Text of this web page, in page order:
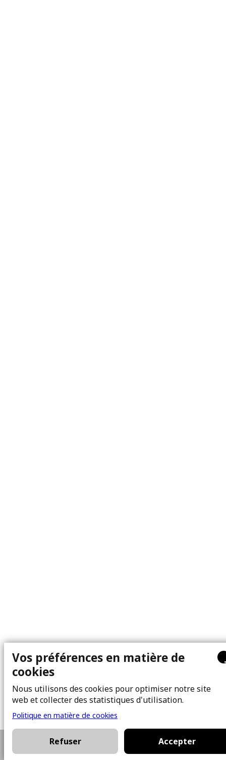
514-704-3819 Planifier une visite
Vos préférences en matière de
cookies
Nous utilisons des cookies pour optimiser notre site
web et collecter des statistiques d'utilisation.
Politique en matière de cookies
Refuser Accepter